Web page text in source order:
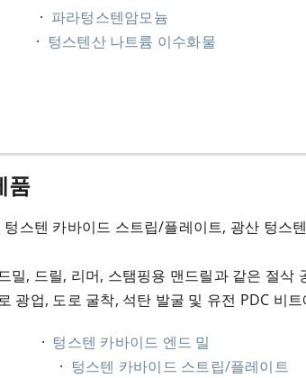
파라텅스텐암모늄
텅스텐산 나트륨 이수화물
품
스텐 카바이드 스트립/플레이트, 광산 텅스
밀, 드릴, 리머, 스탬핑용 맨드릴과 같은 절삭
광업, 도로 굴착, 석탄 발굴 및 유전 PDC 비
텅스텐 카바이드 엔드 밀
텅스텐 카바이드 스트립/플레이트